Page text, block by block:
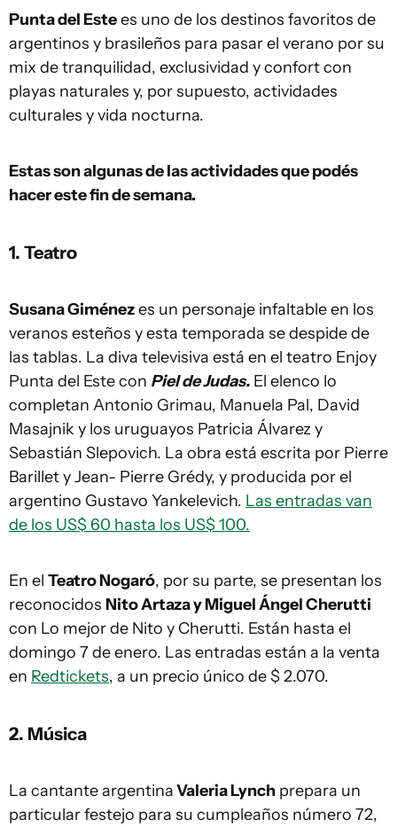
Punta del Estees uno de los destinos favoritos de
argentinos y brasileños para pasar el verano por su
mix de tranquilidad, exclusividad y confort con
playas naturales y, por supuesto, actividades
culturales y vida nocturna.
Estas son algunas de las actividades que podés
hacer este fin de semana.
1. Teatro
Susana Giménezes un personaje infaltable en los
veranos esteños y esta temporada se despide de
las tablas. La diva televisiva está en el teatro Enjoy
Punta del Este con Piel de Judas. El elenco lo
completan Antonio Grimau, Manuela Pal, David
Masajnik y los uruguayos Patricia Álvarez y
Sebastián Slepovich. La obra está escrita por Pierre
Barillet y Jean- Pierre Grédy, y producida por el
argentino Gustavo Yankelevich. Las entradas van
de los US$ 60 hasta los US$ 100.
En el Teatro Nogaró, por su parte, se presentan los
reconocidos Nito Artaza y Miguel Ángel Cherutti
con Lo mejor de Nito y Cherutti. Están hasta el
domingo 7 de enero. Las entradas están a la venta
en Redtickets, a un precio único de $ 2.070.
2. Música
La cantante argentinaValeria Lynch prepara un
particular festejo para su cumpleaños número 72,